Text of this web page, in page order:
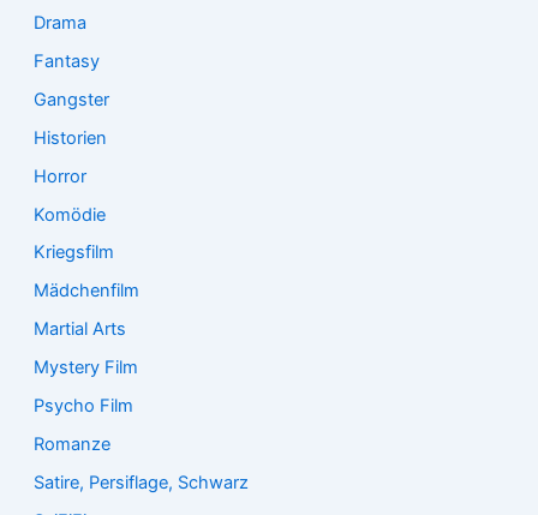
Drama
Fantasy
Gangster
Historien
Horror
Komödie
Kriegsfilm
Mädchenfilm
Martial Arts
Mystery Film
Psycho Film
Romanze
Satire, Persiflage, Schwarz